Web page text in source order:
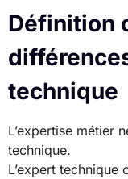
Définition
technique
L’expertise métier
technique.
L’expert